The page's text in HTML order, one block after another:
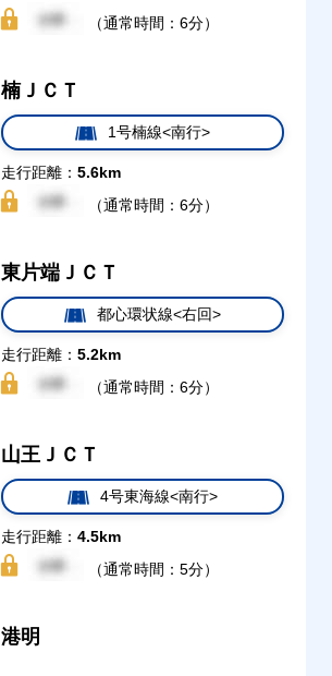
（通常時間：6分）
楠ＪＣＴ
1号楠線<南行>
走行距離： 5.6km
（通常時間：6分）
東片端ＪＣＴ
都心環状線<右回>
走行距離： 5.2km
（通常時間：6分）
山王ＪＣＴ
4号東海線<南行>
走行距離： 4.5km
（通常時間：5分）
港明